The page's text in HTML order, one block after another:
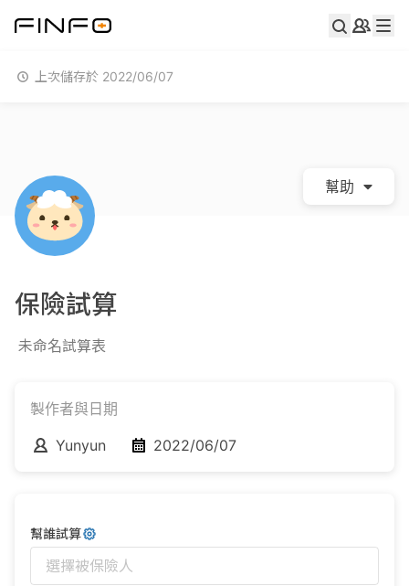
上次儲存於 2022/06/07
幫助
保險試算
未命名試算表
製作者與日期
Yunyun
2022/06/07
幫誰試算
選擇被保險人